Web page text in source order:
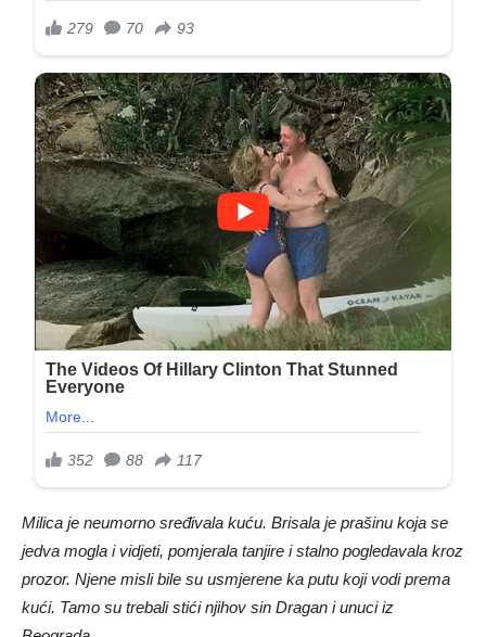
Milica je neumorno sređivala kuću. Brisala je prašinu koja se
jedva mogla i vidjeti, pomjerala tanjire i stalno pogledavala kroz
prozor. Njene misli bile su usmjerene ka putu koji vodi prema
kući. Tamo su trebali stići njihov sin Dragan i unuci iz